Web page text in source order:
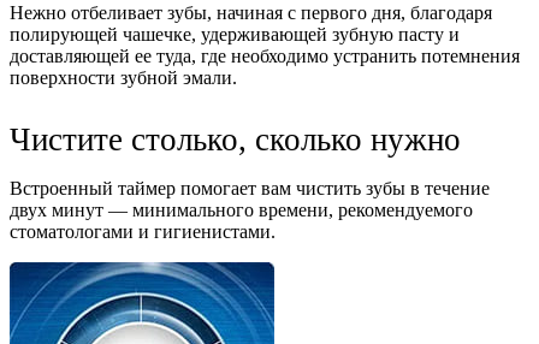
Нежно отбеливает зубы, начиная с первого дня, благодаря
полирующей чашечке, удерживающей зубную пасту и
доставляющей ее туда, где необходимо устранить потемнения
поверхности зубной эмали.
Чистите столько, сколько нужно
Встроенный таймер помогает вам чистить зубы в течение
двух минут — минимального времени, рекомендуемого
стоматологами и гигиенистами.